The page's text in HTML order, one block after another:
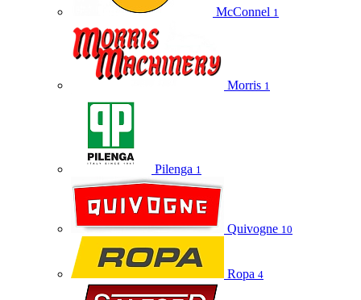
McConnel 1
Morris 1
Pilenga 1
Quivogne 10
Ropa 4